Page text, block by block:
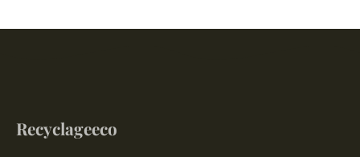
Recyclageeco